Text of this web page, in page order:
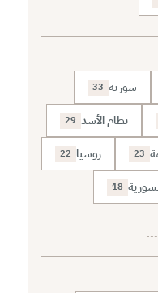
سورية 33
نظام الأسد 29
23 روسيا 22
18